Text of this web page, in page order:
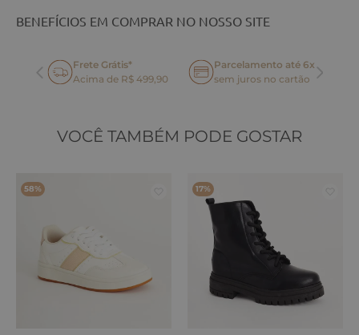
BENEFÍCIOS EM COMPRAR NO NOSSO SITE
Frete Grátis*
Acima de R$ 499,90
Parcelamento até 6x
sem juros no cartão
VOCÊ TAMBÉM PODE GOSTAR
58% 17%